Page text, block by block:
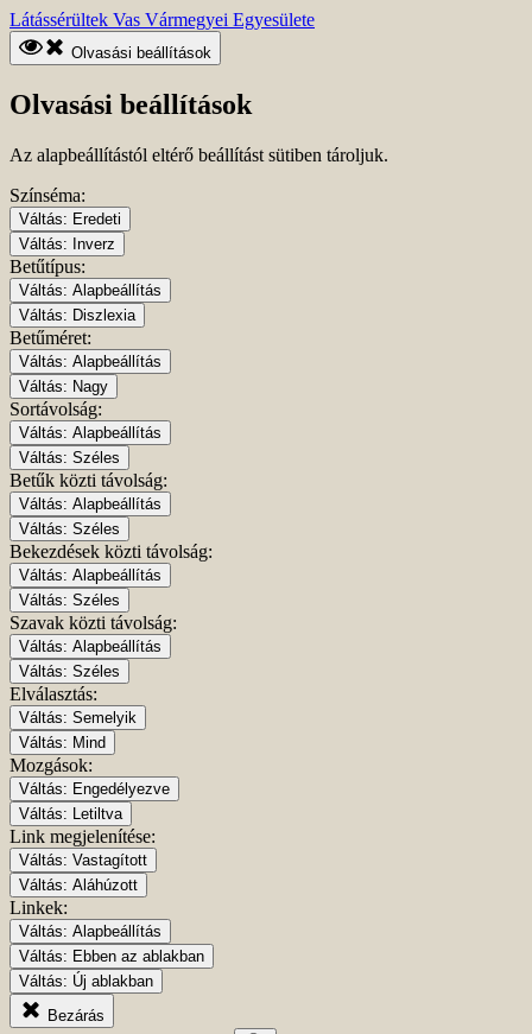
Ugrás
a
fő
tartalomhoz
Kezdőlapra
ugrás
Látássérültek Vas Vármegyei Egyesülete
Olvasási beállítások
Olvasási beállítások
Az alapbeállítástól eltérő beállítást sütiben tároljuk.
Színséma:
Váltás: Eredeti
Váltás: Inverz
Betűtípus:
Váltás: Alapbeállítás
Váltás: Diszlexia
Betűméret:
Váltás: Alapbeállítás
Váltás: Nagy
Sortávolság:
Váltás: Alapbeállítás
Váltás: Széles
Betűk közti távolság:
Váltás: Alapbeállítás
Váltás: Széles
Bekezdések közti távolság:
Váltás: Alapbeállítás
Váltás: Széles
Szavak közti távolság:
Váltás: Alapbeállítás
Váltás: Széles
Elválasztás:
Váltás: Semelyik
Váltás: Mind
Mozgások:
Váltás: Engedélyezve
Váltás:
Letiltva
Link megjelenítése:
Váltás: Vastagított
Váltás: Aláhúzott
Linkek:
Váltás: Alapbeállítás
Váltás: Ebben az ablakban
Váltás: Új ablakban
Bezárás